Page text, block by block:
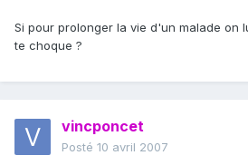
Si pour prolonger la vie d'un malade on
te choque ?
vincponcet
Posté 10 avril 2007